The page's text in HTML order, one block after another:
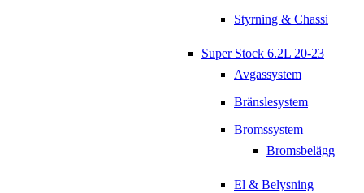
Styrning & Chassi
Super Stock 6.2L 20-23
Avgassystem
Bränslesystem
Bromssystem
Bromsbelägg
El & Belysning